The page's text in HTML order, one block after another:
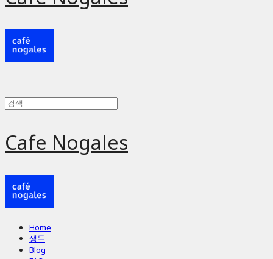
Cafe Nogales
Home
생두
Blog